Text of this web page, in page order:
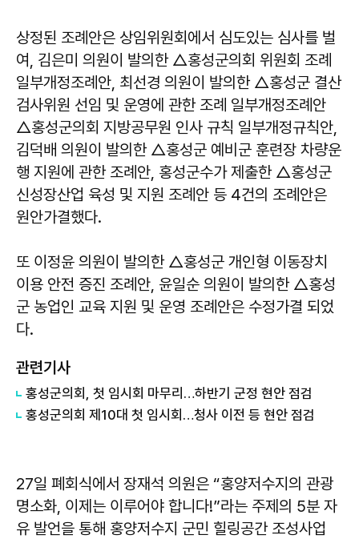
상정된 조례안은 상임위원회에서 심도있는 심사를 벌
여, 김은미 의원이 발의한 △홍성군의회 위원회 조례
일부개정조례안, 최선경 의원이 발의한 △홍성군 결산
검사위원 선임 및 운영에 관한 조례 일부개정조례안
△홍성군의회 지방공무원 인사 규칙 일부개정규칙안,
김덕배 의원이 발의한 △홍성군 예비군 훈련장 차량운
행 지원에 관한 조례안, 홍성군수가 제출한 △홍성군
신성장산업 육성 및 지원 조례안 등 4건의 조례안은
원안가결했다.
또 이정윤 의원이 발의한 △홍성군 개인형 이동장치
이용 안전 증진 조례안, 윤일순 의원이 발의한 △홍성
군 농업인 교육 지원 및 운영 조례안은 수정가결 되었
다.
관련기사
홍성군의회, 첫 임시회 마무리…하반기 군정 현안 점검
홍성군의회 제10대 첫 임시회…청사 이전 등 현안 점검
27일 폐회식에서 장재석 의원은 “홍양저수지의 관광
명소화, 이제는 이루어야 합니다!”라는 주제의 5분 자
유 발언을 통해 홍양저수지 군민 힐링공간 조성사업